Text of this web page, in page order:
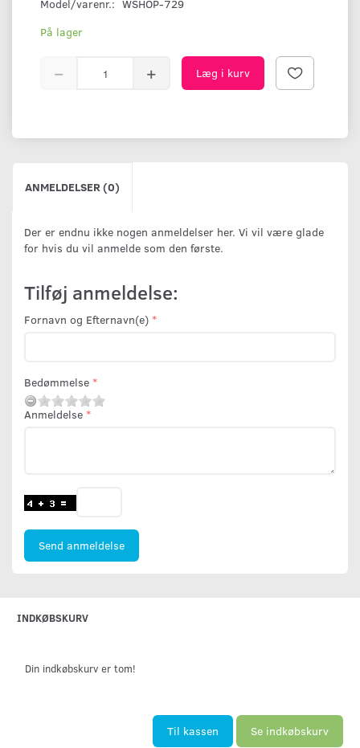
Model/varenr.: WSHOP-729
På lager
Læg i kurv
ANMELDELSER (0)
Der er endnu ikke nogen anmeldelser her. Vi vil være glade
for hvis du vil anmelde som den første.
Tilføj anmeldelse:
Fornavn og Efternavn(e)
Bedømmelse
Anmeldelse
Send anmeldelse
INDKØBSKURV
Din indkøbskurv er tom!
Til kassen Se indkøbskurv